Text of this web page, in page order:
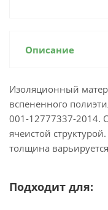
Описание
Изоляционный
вспененного
001-12777337-2014.
ячеистой
толщина
Подходит для: